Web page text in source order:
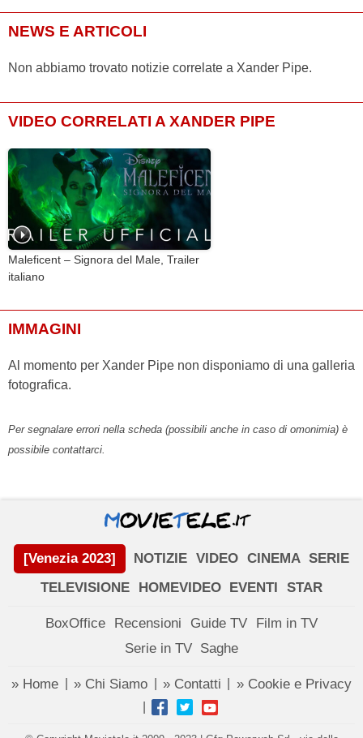
NEWS E ARTICOLI
Non abbiamo trovato notizie correlate a Xander Pipe.
VIDEO CORRELATI A XANDER PIPE
Maleficent – Signora del Male, Trailer
italiano
IMMAGINI
Al momento per Xander Pipe non disponiamo di una galleria
fotografica.
Per segnalare errori nella scheda (possibili anche in caso di omonimia) è
possibile contattarci.
[Venezia 2023] NOTIZIE VIDEO CINEMA SERIE
TELEVISIONE
HOMEVIDEO EVENTI STAR
BoxOffice Recensioni Guide TV
Film in TV
Serie in TV Saghe
» Home » Chi Siamo » Contatti » Cookie e Privacy